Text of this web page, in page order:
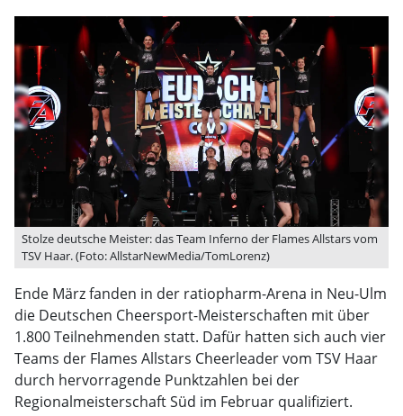
Stolze deutsche Meister: das Team Inferno der Flames Allstars vom
TSV Haar. (Foto: AllstarNewMedia/TomLorenz)
Ende März fanden in der ratiopharm-Arena in Neu-Ulm
die Deutschen Cheersport-Meisterschaften mit über
1.800 Teilnehmenden statt. Dafür hatten sich auch vier
Teams der Flames Allstars Cheerleader vom TSV Haar
durch hervorragende Punktzahlen bei der
Regionalmeisterschaft Süd im Februar qualifiziert.